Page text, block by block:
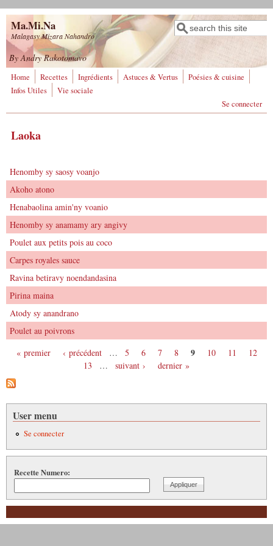
Aller au contenu principal
Ma.Mi.Na
Malagasy Mizara Nahandro
Formulaire de
recherche
Rechercher
By Andry Rakotomavo
Home Recettes Ingrédients Astuces & Vertus
Poésies & cuisine
Infos Utiles
Vie sociale
Se connecter
Laoka
Henomby sy saosy voanjo
Akoho atono
Henabaolina amin'ny voanio
Henomby sy anamamy ary angivy
Poulet aux petits pois au coco
Carpes royales sauce
Ravina betiravy noendandasina
Pirina maina
Atody sy anandrano
Poulet au poivrons
Pages
« premier ‹ précédent … 5 6 7 8 9 10 11
12
13
… suivant › dernier »
User menu
Se connecter
Recette Numero: